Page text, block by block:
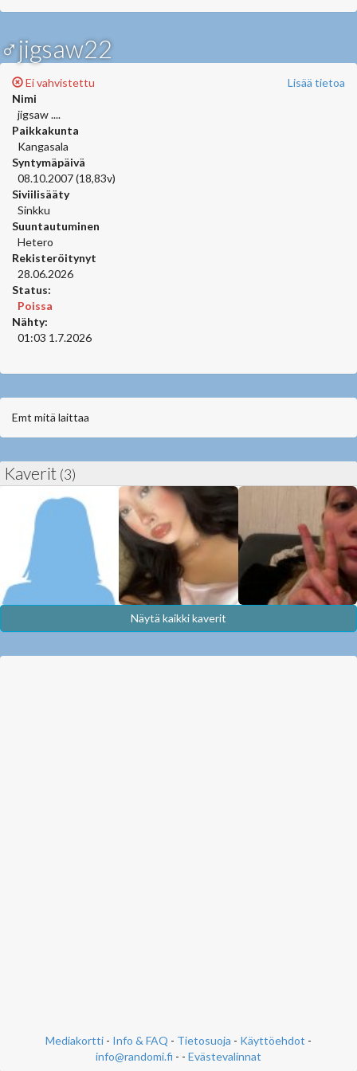
♂jigsaw22
Lisää tietoa
Ei vahvistettu
Nimi
jigsaw ....
Paikkakunta
Kangasala
Syntymäpäivä
08.10.2007 (18,83v)
Siviilisääty
Sinkku
Suuntautuminen
Hetero
Rekisteröitynyt
28.06.2026
Status:
Poissa
Nähty:
01:03 1.7.2026
Emt mitä laittaa
Kaverit (3)
Näytä kaikki kaverit
Mediakortti - Info & FAQ - Tietosuoja - Käyttöehdot -
info@randomi.fi - - Evästevalinnat